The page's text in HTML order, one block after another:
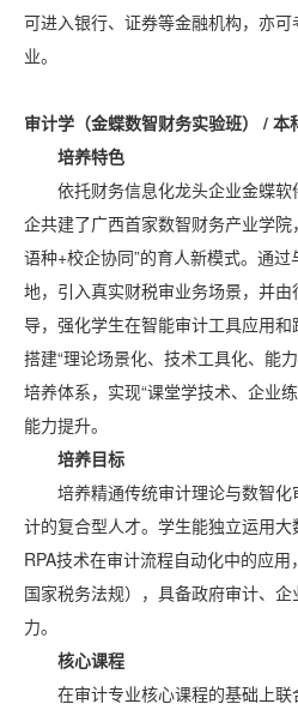
可进入银行、证券等金融机构，亦
业。
审计学（金蝶数智财务实验班） / 本
培养特色
依托财务信息化龙头企业金蝶
企共建了广西首家数智财务产业学
语种+校企协同”的育人新模式。通
地，引入真实财税审业务场景，并
导，强化学生在智能审计工具应用和
搭建“理论场景化、技术工具化、能
培养体系，实现“课堂学技术、企业
能力提升。
培养目标
培养精通传统审计理论与数智
计的复合型人才。学生能独立运用
RPA技术在审计流程自动化中的应
国家税务法规），具备政府审计、
力。
核心课程
在审计专业核心课程的基础上